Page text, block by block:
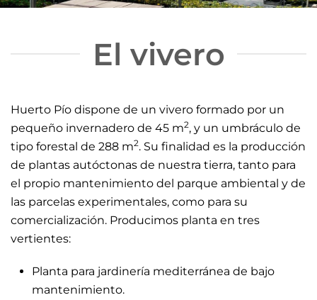
El vivero
Huerto Pío dispone de un vivero formado por un
pequeño invernadero de 45 m2, y un umbráculo de
tipo forestal de 288 m2. Su finalidad es la producción
de plantas autóctonas de nuestra tierra, tanto para
el propio mantenimiento del parque ambiental y de
las parcelas experimentales, como para su
comercialización. Producimos planta en tres
vertientes:
Planta para jardinería mediterránea de bajo
mantenimiento.